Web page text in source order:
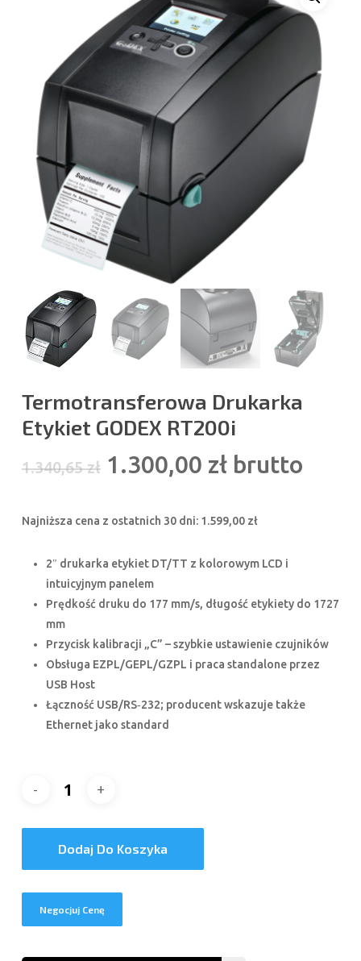
Termotransferowa Drukarka
Etykiet GODEX RT200i
1.340,65zł Pierwotna
wynosiła:
1.340,65 zł.
1.300,00 złAktualna
wynosi:
1.300,00 zł.
brutto
Najniższa cena z ostatnich 30 dni: 1.599,00 zł
2″ drukarka etykiet DT/TT z kolorowym LCD i
intuicyjnym panelem
Prędkość druku do 177 mm/s, długość etykiety do 1727
mm
Przycisk kalibracji „C” – szybkie ustawienie czujników
Obsługa EZPL/GEPL/GZPL i praca standalone przez
USB Host
Łączność USB/RS‑232; producent wskazuje także
Ethernet jako standard
Dodaj Do Koszyka
Negocjuj Cenę